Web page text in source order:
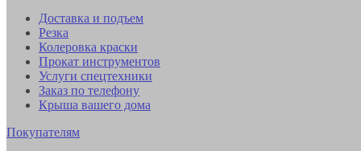
Доставка и подъем
Резка
Колеровка краски
Прокат инструментов
Услуги спецтехники
Заказ по телефону
Крыша вашего дома
Покупателям